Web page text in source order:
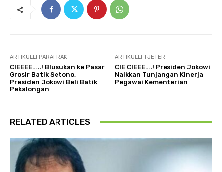
ARTIKULLI PARAPRAK
CIEEEE…..! Blusukan ke Pasar
Grosir Batik Setono,
Presiden Jokowi Beli Batik
Pekalongan
ARTIKULLI TJETËR
CIE CIEEE….! Presiden Jokowi
Naikkan Tunjangan Kinerja
Pegawai Kementerian
RELATED ARTICLES